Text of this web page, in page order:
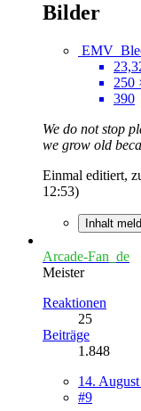
Bilder
250
390
We do not stop
we grow old
Einmal editiert,
12:53)
Inhalt
Arcade-Fan_de
Meister
Reaktionen
25
Beiträge
1.848
14.
#9